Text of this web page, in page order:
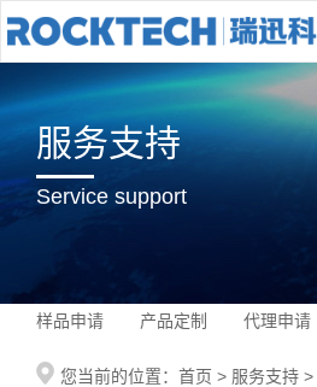
服务支持
Service support
样品申请 产品定制 代理申请
您当前的位置： 首页 > 服务支持 >